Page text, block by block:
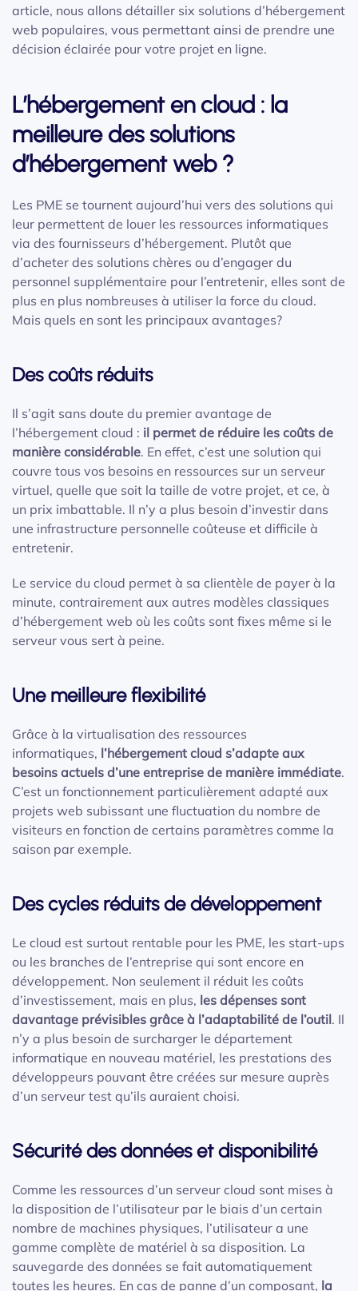
article, nous allons détailler six solutions d’hébergement
web populaires, vous permettant ainsi de prendre une
décision éclairée pour votre projet en ligne.
L’hébergement en cloud : la
meilleure des solutions
d’hébergement web ?
Les PME se tournent aujourd’hui vers des solutions qui
leur permettent de louer les ressources informatiques
via des fournisseurs d’hébergement. Plutôt que
d’acheter des solutions chères ou d’engager du
personnel supplémentaire pour l’entretenir, elles sont de
plus en plus nombreuses à utiliser la force du cloud.
Mais quels en sont les principaux avantages?
Des coûts réduits
Il s’agit sans doute du premier avantage de
l’hébergement cloud : il permet de réduire les coûts de
manière considérable. En effet, c’est une solution qui
couvre tous vos besoins en ressources sur un serveur
virtuel, quelle que soit la taille de votre projet, et ce, à
un prix imbattable. Il n’y a plus besoin d’investir dans
une infrastructure personnelle coûteuse et difficile à
entretenir.
Le service du cloud permet à sa clientèle de payer à la
minute, contrairement aux autres modèles classiques
d’hébergement web où les coûts sont fixes même si le
serveur vous sert à peine.
Une meilleure flexibilité
Grâce à la virtualisation des ressources
informatiques, l’hébergement cloud s’adapte aux
besoins actuels d’une entreprise de manière immédiate.
C’est un fonctionnement particulièrement adapté aux
projets web subissant une fluctuation du nombre de
visiteurs en fonction de certains paramètres comme la
saison par exemple.
Des cycles réduits de développement
Le cloud est surtout rentable pour les PME, les start-ups
ou les branches de l’entreprise qui sont encore en
développement. Non seulement il réduit les coûts
d’investissement, mais en plus, les dépenses sont
davantage prévisibles grâce à l’adaptabilité de l’outil. Il
n’y a plus besoin de surcharger le département
informatique en nouveau matériel, les prestations des
développeurs pouvant être créées sur mesure auprès
d’un serveur test qu’ils auraient choisi.
Sécurité des données et disponibilité
Comme les ressources d’un serveur cloud sont mises à
la disposition de l’utilisateur par le biais d’un certain
nombre de machines physiques, l’utilisateur a une
gamme complète de matériel à sa disposition. La
sauvegarde des données se fait automatiquement
toutes les heures. En cas de panne d’un composant, la